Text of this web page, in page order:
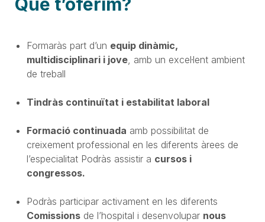
Formaràs part d’un equip dinàmic,
multidisciplinari i jove , amb un excel·lent ambient
de treball
Tindràs continuïtat i estabilitat laboral
Formació continuada amb possibilitat de
creixement professional en les diferents àrees de
l’especialitat Podràs assistir a cursos i
congressos.
Podràs participar activament en les diferents
Comissions de l’hospital i desenvolupar nous